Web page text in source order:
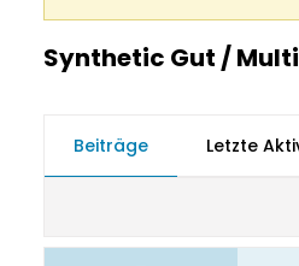
Synthetic Gut /
Beiträge Letzte